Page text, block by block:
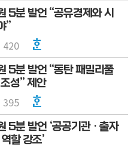
5분 발언 “공유경제와 시
”
420
5분 발언 “동탄 패밀리풀
성” 제안
395
5분 발언 ‘공공기관 · 출자
할 강조’